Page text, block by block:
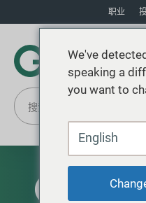
职业
北美有售
We've
speaking a
you want to
English